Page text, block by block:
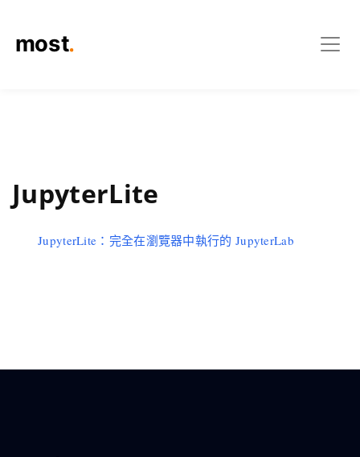
JupyterLite
JupyterLite：完全在瀏覽器中執行的 JupyterLab